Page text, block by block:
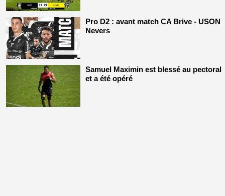
Pro D2 : avant match CA Brive - USON
Nevers
Samuel Maximin est blessé au pectoral
et a été opéré